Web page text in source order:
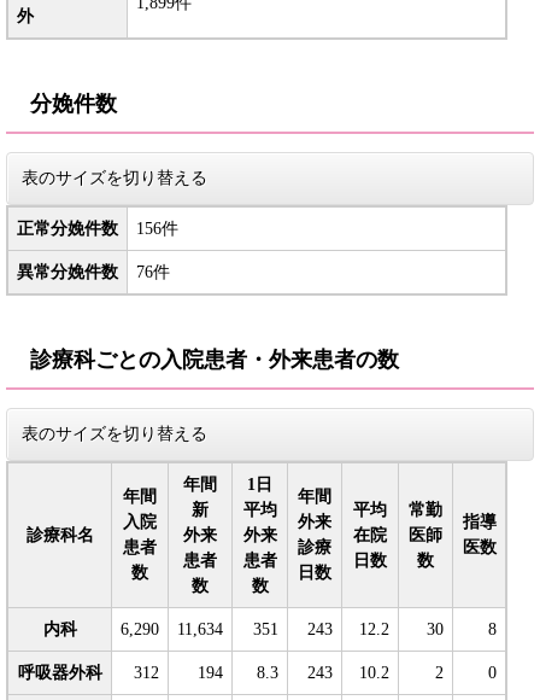
外
分娩件数
表のサイズを切り替える
正常分娩件数 156件
異常分娩件数 76件
診療科ごとの入院患者・外来患者の数
表のサイズを切り替える
診療科名
年間
入院
患者
数
年間
新
外来
患者
数
1日
平均
外来
患者
数
年間
外来
診療
日数
平均
在院
日数
常勤
医師
数
指導
医数
内科 6,290 11,634 351 243 12.2 30 8
呼吸器外科 312 194 8.3 243 10.2 2 0